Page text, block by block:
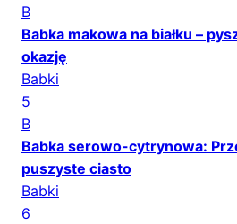
B
Babka makowa na białku –
okazję
Babki
5
B
Babka serowo-cytrynowa:
puszyste ciasto
Babki
6